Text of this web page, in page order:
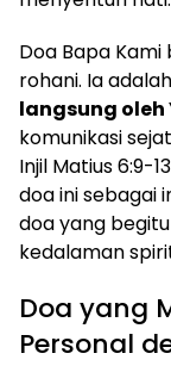
Doa Bapa
rohani. Ia adalah
langsung oleh
komunikasi
Injil Matius 6:9-
doa ini sebagai
doa yang
kedalaman
Doa yang
Personal